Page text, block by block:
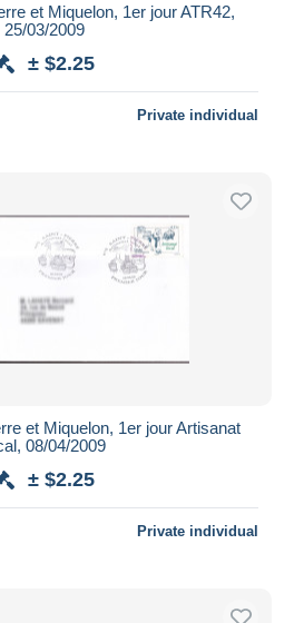
et Miquelon, 1er jour ATR42,
25/03/2009
± $2.25
Private individual
et Miquelon, 1er jour Artisanat
08/04/2009
± $2.25
Private individual